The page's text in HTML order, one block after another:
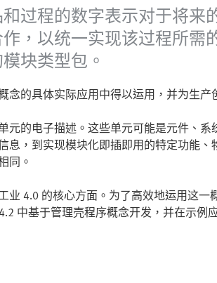
过程的数字表示对于将来
，以统一实现该过程所需
块类型包。
念的具体实际应用中得以运用，并为生产
元的电子描述。这些单元可能是元件、
息，到实现模块化即插即用的特定功能
同。
业 4.0 的核心方面。为了高效地运用这
中基于管理壳程序概念开发，并在示例